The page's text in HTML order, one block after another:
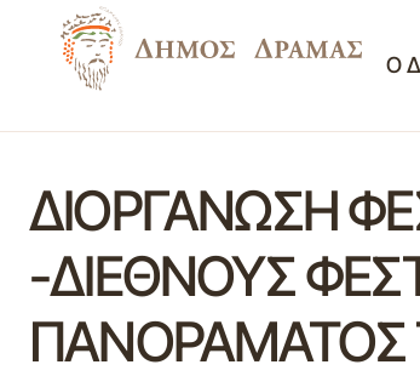
Ο
ΔΙΟΡΓΑΝΩΣΗ
-ΔΙΕΘΝΟΥΣ
ΠΑΝΟΡΑΜΑΤΟΣ